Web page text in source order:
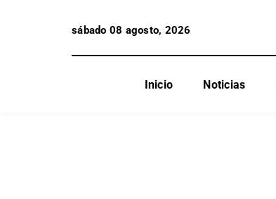
sábado 08 agosto, 2026
Inicio Noticias